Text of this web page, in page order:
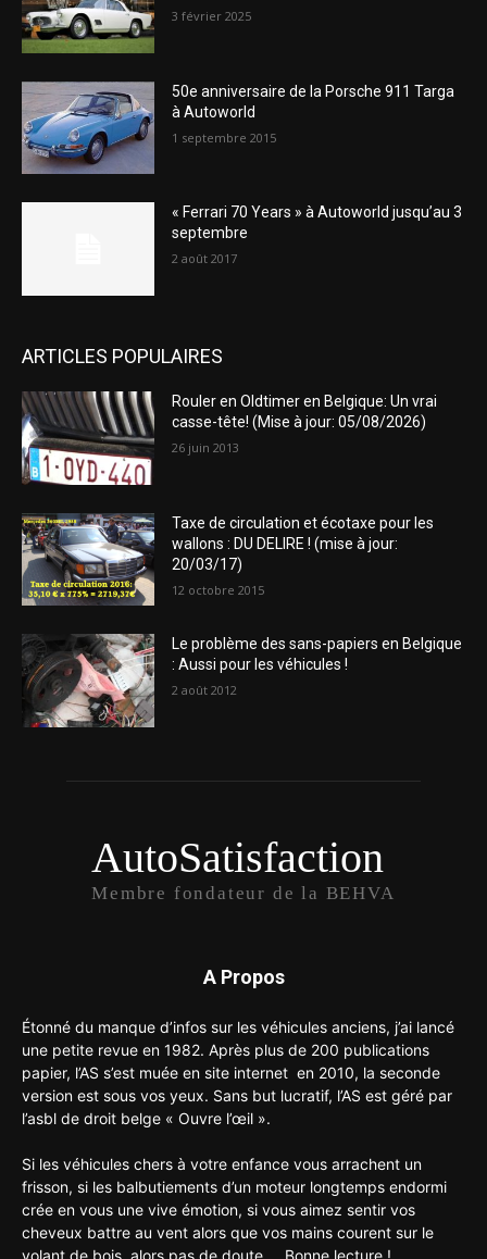
3 février 2025
50e anniversaire de la Porsche 911 Targa
à Autoworld
1 septembre 2015
« Ferrari 70 Years » à Autoworld jusqu’au 3
septembre
2 août 2017
ARTICLES POPULAIRES
Rouler en Oldtimer en Belgique: Un vrai
casse-tête! (Mise à jour: 05/08/2026)
26 juin 2013
Taxe de circulation et écotaxe pour les
wallons : DU DELIRE ! (mise à jour:
20/03/17)
12 octobre 2015
Le problème des sans-papiers en Belgique
: Aussi pour les véhicules !
2 août 2012
AutoSatisfaction
Membre fondateur de la BEHVA
A Propos
Étonné du manque d’infos sur les véhicules anciens, j’ai lancé
une petite revue en 1982. Après plus de 200 publications
papier, l’AS s’est muée en site internet en 2010, la seconde
version est sous vos yeux. Sans but lucratif, l’AS est géré par
l’asbl de droit belge « Ouvre l’œil ».
Si les véhicules chers à votre enfance vous arrachent un
frisson, si les balbutiements d’un moteur longtemps endormi
crée en vous une vive émotion, si vous aimez sentir vos
cheveux battre au vent alors que vos mains courent sur le
volant de bois, alors pas de doute.... Bonne lecture !